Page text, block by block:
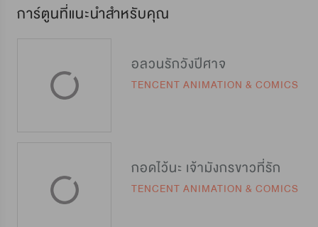
การ์ตูนที่แนะนำสำหรับคุณ
อลวนรักวังปีศาจ
TENCENT ANIMATION & COMICS
กอดไว้นะ เจ้ามังกรขาวที่รัก
TENCENT ANIMATION & COMICS